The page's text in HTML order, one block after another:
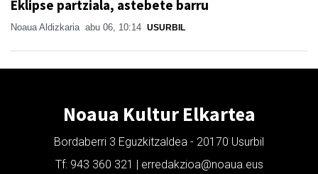
Eklipse partziala, astebete barru
Noaua Aldizkaria abu 06, 10:14 USURBIL
Noaua Kultur Elkartea
Bordaberri 3 Eguzkitzaldea - 20170 Usurbil
Tf: 943 360 321 | erredakzioa@noaua.eus